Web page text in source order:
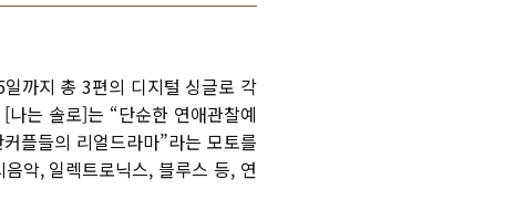
까지 총 3편의 디지털 싱글로 각
[나는 솔로]는 “단순한 연애관찰예
플들의 리얼드라마”라는 모토를
음악, 일렉트로닉스, 블루스 등, 연